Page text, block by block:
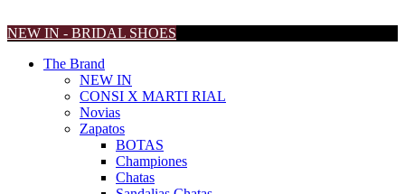
NEW IN - BRIDAL SHOES
The Brand
NEW IN
CONSI X MARTI RIAL
Novias
Zapatos
BOTAS
Championes
Chatas